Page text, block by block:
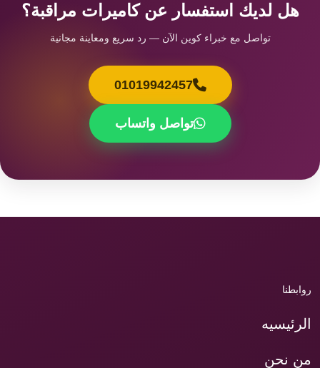
هل لديك استفسار عن كاميرات مراقبة؟
تواصل مع خبراء كوين الآن — رد سريع ومعاينة مجانية
01019942457
تواصل واتساب
روابطنا
الرئيسيه
من نحن